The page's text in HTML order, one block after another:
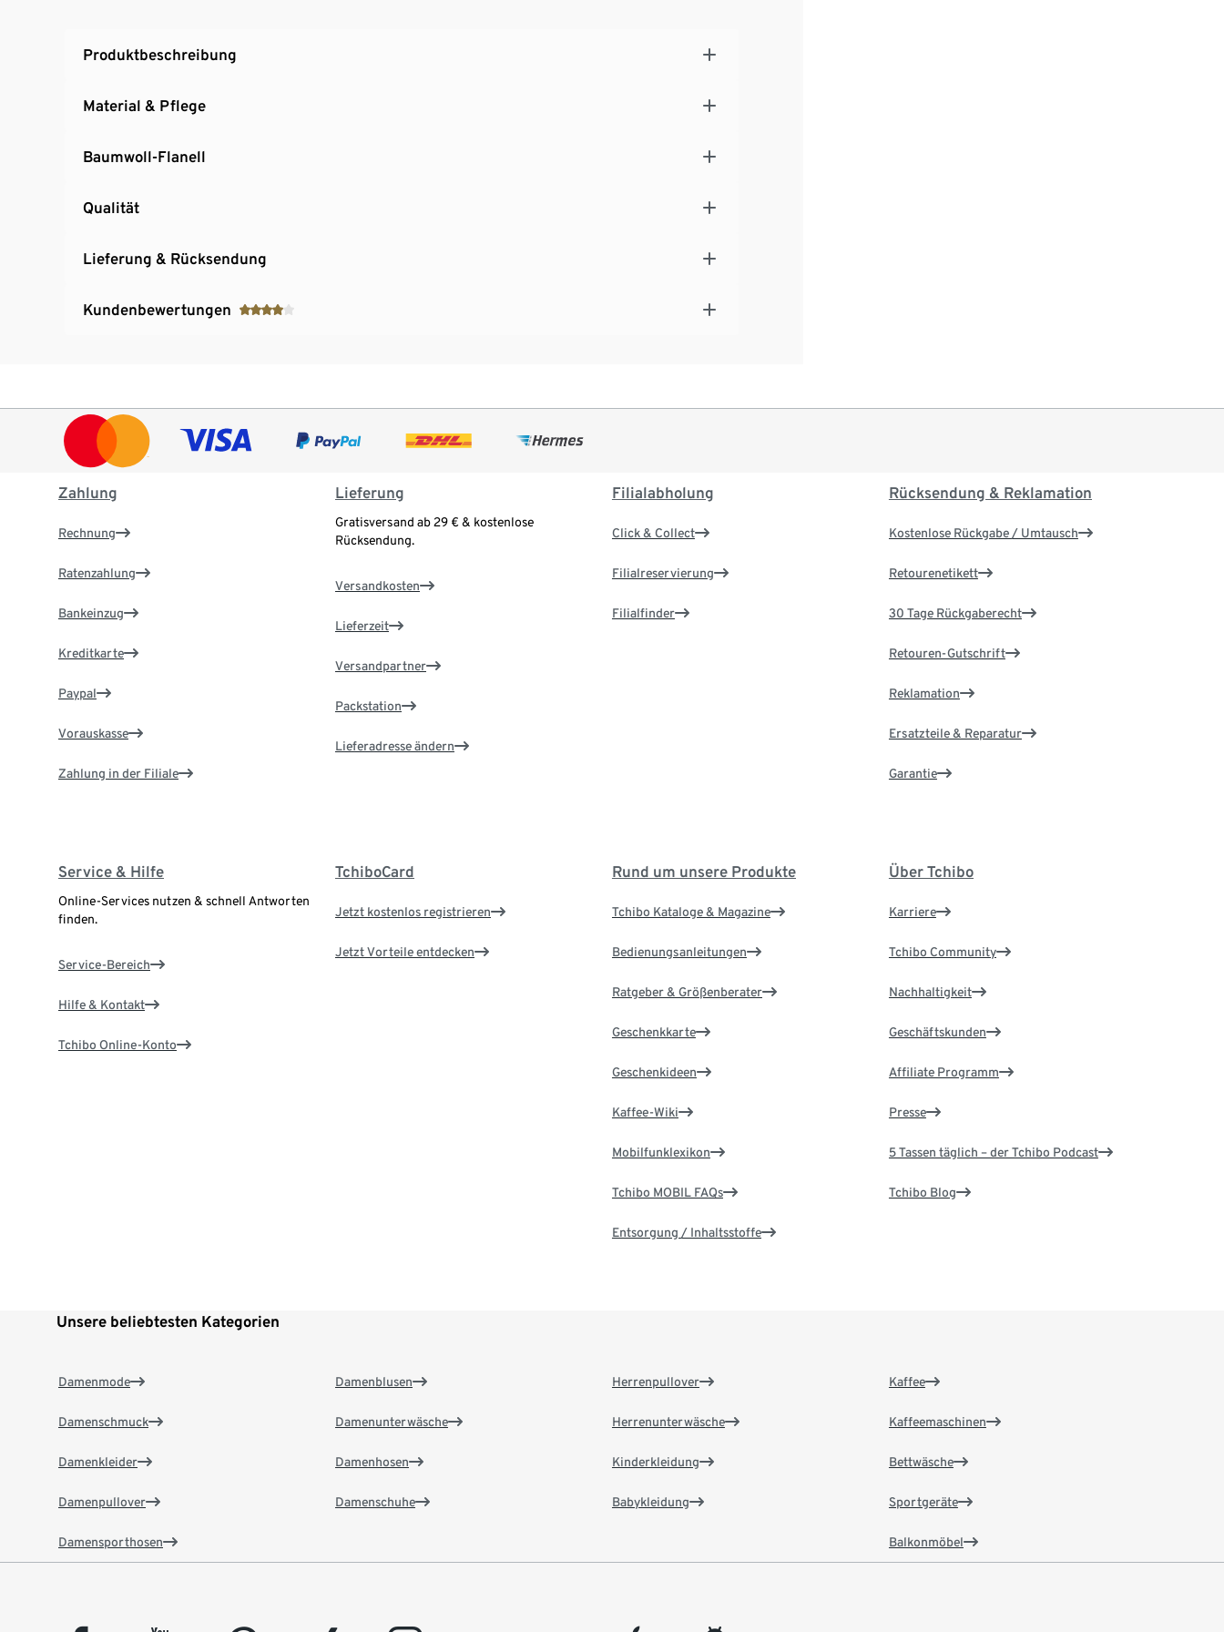
Produktbeschreibung
Material & Pflege
Baumwoll-Flanell
Qualität
Lieferung & Rücksendung
Kundenbewertungen
Zahlung
Rechnung
Ratenzahlung
Bankeinzug
Kreditkarte
Paypal
Vorauskasse
Zahlung in der Filiale
Lieferung
Gratisversand ab 29 € & kostenlose
Rücksendung.
Versandkosten
Lieferzeit
Versandpartner
Packstation
Lieferadresse ändern
Filialabholung
Click & Collect
Filialreservierung
Filialfinder
Rücksendung & Reklamation
Kostenlose Rückgabe / Umtausch
Retourenetikett
30 Tage Rückgaberecht
Retouren-Gutschrift
Reklamation
Ersatzteile & Reparatur
Garantie
Service & Hilfe
Online-Services nutzen & schnell Antworten
finden.
Service-Bereich
Hilfe & Kontakt
Tchibo Online-Konto
TchiboCard
Jetzt kostenlos registrieren
Jetzt Vorteile entdecken
Rund um unsere Produkte
Tchibo Kataloge & Magazine
Bedienungsanleitungen
Ratgeber & Größenberater
Geschenkkarte
Geschenkideen
Kaffee-Wiki
Mobilfunklexikon
Tchibo MOBIL FAQs
Entsorgung / Inhaltsstoffe
Über Tchibo
Karriere
Tchibo Community
Nachhaltigkeit
Geschäftskunden
Affiliate Programm
Presse
5 Tassen täglich – der Tchibo Podcast
Tchibo Blog
Unsere beliebtesten Kategorien
Damenmode
Damenschmuck
Damenkleider
Damenpullover
Damensporthosen
Damenblusen
Damenunterwäsche
Damenhosen
Damenschuhe
Herrenpullover
Herrenunterwäsche
Kinderkleidung
Babykleidung
Kaffee
Kaffeemaschinen
Bettwäsche
Sportgeräte
Balkonmöbel